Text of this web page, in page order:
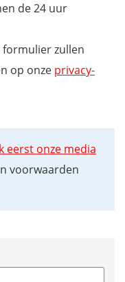
de 24 uur
formulier zullen
op onze privacy-
eerst onze media
voorwaarden